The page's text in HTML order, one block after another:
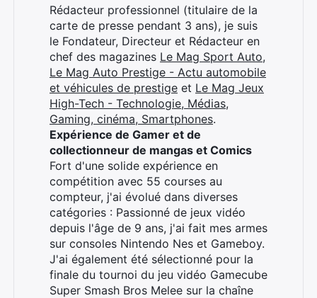
Rédacteur professionnel (titulaire de la
carte de presse pendant 3 ans), je suis
le Fondateur, Directeur et Rédacteur en
chef des magazines Le Mag Sport Auto,
Le Mag Auto Prestige - Actu automobile
et véhicules de prestige et Le Mag Jeux
High-Tech - Technologie, Médias,
Gaming, cinéma, Smartphones.
Expérience de Gamer et de
collectionneur de mangas et Comics
Fort d'une solide expérience en
compétition avec 55 courses au
compteur, j'ai évolué dans diverses
catégories : Passionné de jeux vidéo
depuis l'âge de 9 ans, j'ai fait mes armes
sur consoles Nintendo Nes et Gameboy.
J'ai également été sélectionné pour la
finale du tournoi du jeu vidéo Gamecube
Super Smash Bros Melee sur la chaîne